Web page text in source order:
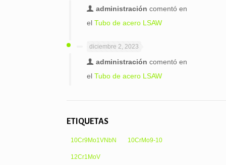
administración comentó en
el Tubo de acero LSAW
diciembre 2, 2023
administración comentó en
el Tubo de acero LSAW
ETIQUETAS
10Cr9Mo1VNbN 10CrMo9-10
12Cr1MoV